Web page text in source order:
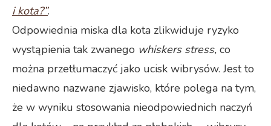
i kota?”.
Odpowiednia miska dla kota zlikwiduje ryzyko
wystąpienia tak zwanego whiskers stress, co
można przetłumaczyć jako ucisk wibrysów. Jest to
niedawno nazwane zjawisko, które polega na tym,
że w wyniku stosowania nieodpowiednich naczyń